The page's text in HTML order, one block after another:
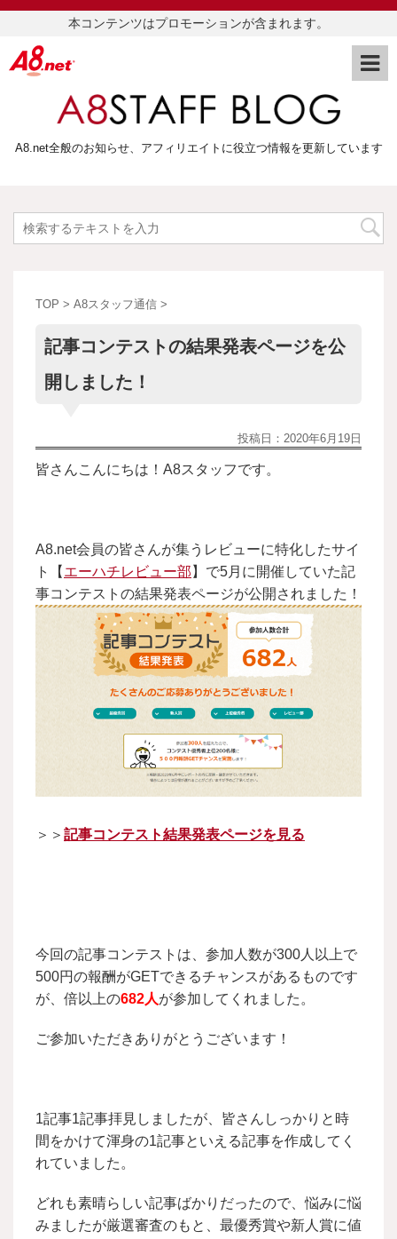
本コンテンツはプロモーションが含まれます。
A8.net全般のお知らせ、アフィリエイトに役立つ情報を更新しています
TOP > A8スタッフ通信 >
記事コンテストの結果発表ページを公
開しました！
投稿日： 2020年6月19日
皆さんこんにちは！A8スタッフです。
A8.net会員の皆さんが集うレビューに特化したサイ
ト【 エーハチレビュー部 】で5月に開催していた記
事コンテストの結果発表ページが公開されました！
＞＞ 記事コンテスト結果発表ページを見る
今回の記事コンテストは、参加人数が300人以上で
500円の報酬がGETできるチャンスがあるものです
が、倍以上の682人が参加してくれました。
ご参加いただきありがとうございます！
1記事1記事拝見しましたが、皆さんしっかりと時
間をかけて渾身の1記事といえる記事を作成してく
れていました。
どれも素晴らしい記事ばかりだったので、悩みに悩
みましたが厳選審査のもと、最優秀賞や新人賞に値